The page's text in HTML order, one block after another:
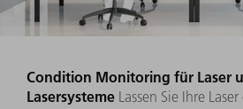
Condition Monitoring für Laser
Lasersysteme Lassen Sie Ihre